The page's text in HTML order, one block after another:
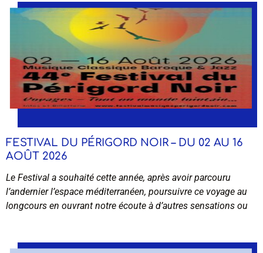
FESTIVAL DU PÉRIGORD NOIR – DU 02 AU 16
AOÛT 2026
Le Festival a souhaité cette année, après avoir parcouru
l’andernier l’espace méditerranéen, poursuivre ce voyage au
longcours en ouvrant notre écoute à d’autres sensations ou